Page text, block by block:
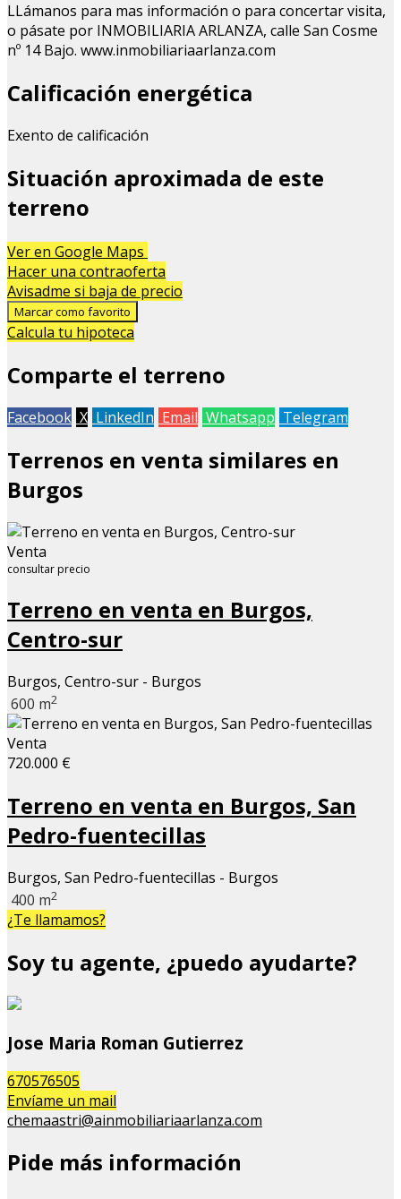
LLámanos para mas información o para concertar visita,
o pásate por INMOBILIARIA ARLANZA, calle San Cosme
nº 14 Bajo. www.inmobiliariaarlanza.com
Calificación energética
Exento de calificación
Situación aproximada de este
terreno
+
−
Ver en Google Maps
Hacer una contraoferta
Avisadme si baja de precio
Marcar como favorito
Calcula tu hipoteca
Comparte el terreno
Facebook X LinkedIn Email Whatsapp Telegram
Terrenos en venta similares en
Burgos
Venta
consultar precio
Terreno en venta en Burgos,
Centro-sur
Burgos, Centro-sur - Burgos
600 m2
Venta
720.000 €
Terreno en venta en Burgos, San
Pedro-fuentecillas
Burgos, San Pedro-fuentecillas - Burgos
400 m2
¿Te llamamos?
Soy tu agente, ¿puedo ayudarte?
Jose Maria Roman Gutierrez
670576505
Envíame un mail
chemaastri@ainmobiliariaarlanza.com
Pide más información